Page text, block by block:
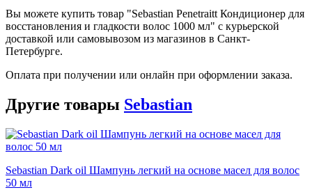
Вы можете купить товар "Sebastian Penetraitt Кондиционер для
восстановления и гладкости волос 1000 мл" с курьерской
доставкой или самовывозом из магазинов в Санкт-
Петербурге.
Оплата при получении или онлайн при оформлении заказа.
Другие товары Sebastian
Sebastian Dark oil Шампунь легкий на основе масел для волос
50 мл